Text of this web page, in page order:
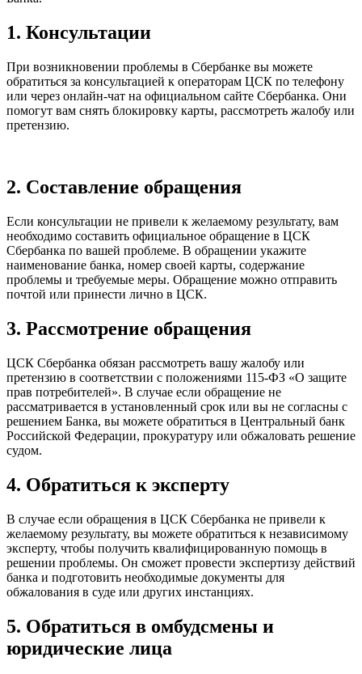
1. Консультации
При возникновении проблемы в Сбербанке вы можете
обратиться за консультацией к операторам ЦСК по телефону
или через онлайн-чат на официальном сайте Сбербанка. Они
помогут вам снять блокировку карты, рассмотреть жалобу или
претензию.
2. Составление обращения
Если консультации не привели к желаемому результату, вам
необходимо составить официальное обращение в ЦСК
Сбербанка по вашей проблеме. В обращении укажите
наименование банка, номер своей карты, содержание
проблемы и требуемые меры. Обращение можно отправить
почтой или принести лично в ЦСК.
3. Рассмотрение обращения
ЦСК Сбербанка обязан рассмотреть вашу жалобу или
претензию в соответствии с положениями 115-ФЗ «О защите
прав потребителей». В случае если обращение не
рассматривается в установленный срок или вы не согласны с
решением Банка, вы можете обратиться в Центральный банк
Российской Федерации, прокуратуру или обжаловать решение
судом.
4. Обратиться к эксперту
В случае если обращения в ЦСК Сбербанка не привели к
желаемому результату, вы можете обратиться к независимому
эксперту, чтобы получить квалифицированную помощь в
решении проблемы. Он сможет провести экспертизу действий
банка и подготовить необходимые документы для
обжалования в суде или других инстанциях.
5. Обратиться в омбудсмены и
юридические лица